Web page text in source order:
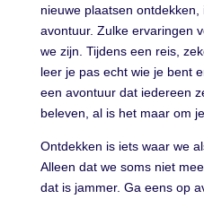
nieuwe plaatsen
avontuur. Zulke ervaringen
we zijn. Tijdens een reis,
leer je pas echt wie je bent
een avontuur dat iedereen
beleven, al is het maar om
Ontdekken is iets waar we
Alleen dat we soms niet
dat is jammer. Ga eens op